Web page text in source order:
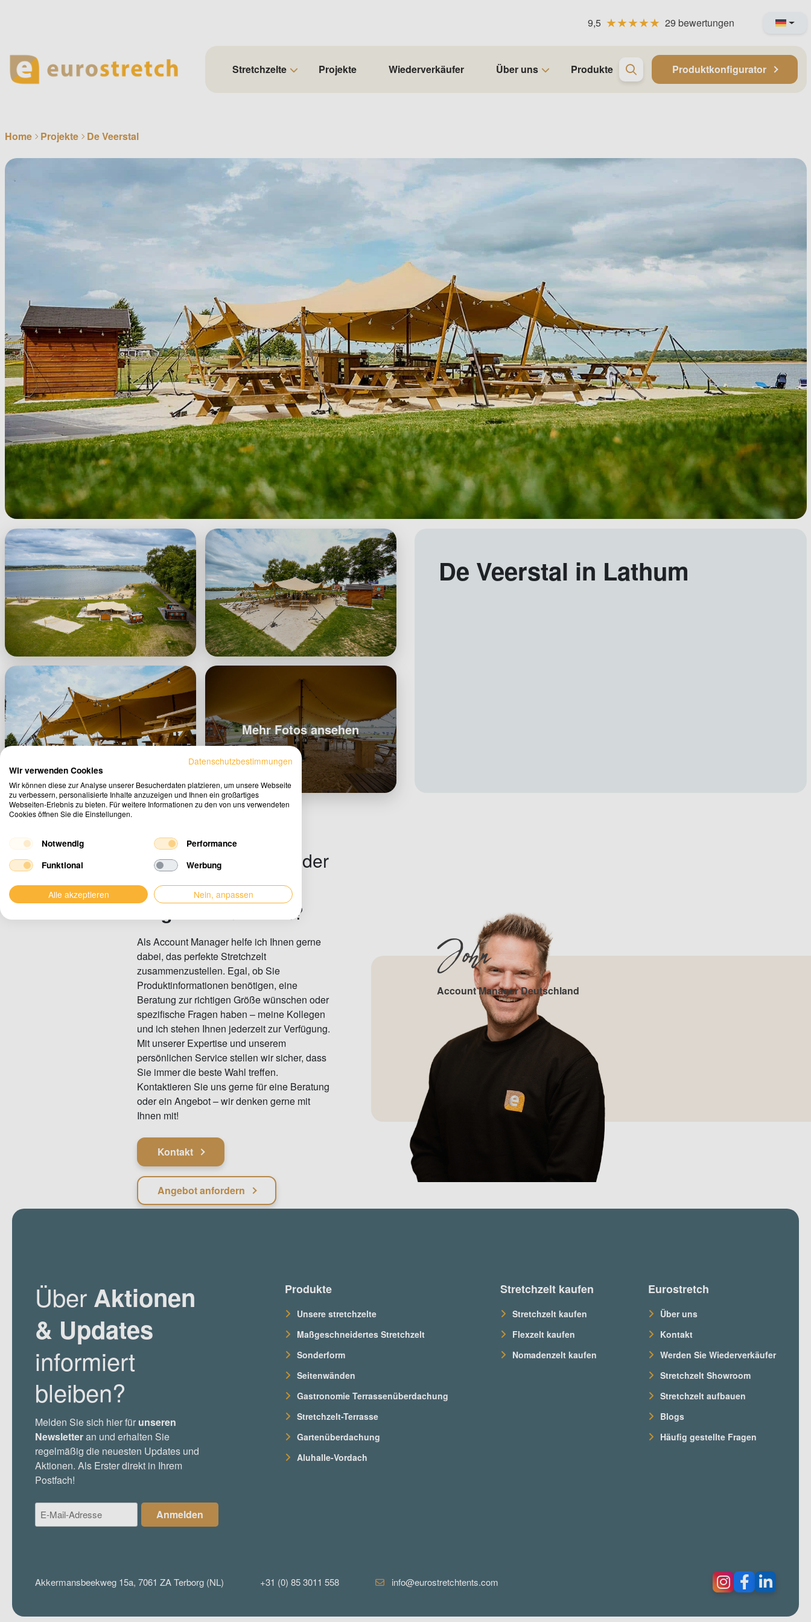
9,5 29 bewertungen
Stretchzelte Projekte Wiederverkäufer Über uns Produkte Produktkonfigurator
Home Projekte De Veerstal
Mehr Fotos ansehen
De Veerstal in Lathum
Haben Sie
oder
möchten Sie ein
Angebotanfordern?
Als Account Manager helfe ich Ihnen gerne
dabei, das perfekte Stretchzelt
zusammenzustellen. Egal, ob Sie
Produktinformationen benötigen, eine
Beratung zur richtigen Größe wünschen oder
spezifische Fragen haben – meine Kollegen
und ich stehen Ihnen jederzeit zur Verfügung.
Mit unserer Expertise und unserem
persönlichen Service stellen wir sicher, dass
Sie immer die beste Wahl treffen.
Kontaktieren Sie uns gerne für eine Beratung
oder ein Angebot – wir denken gerne mit
Ihnen mit!
Kontakt
Angebot anfordern
John
Account Manager Deutschland
Über Aktionen
& Updates
informiert
bleiben?
Melden Sie sich hier für unseren
Newsletteran und erhalten Sie
regelmäßig die neuesten Updates und
Aktionen. Als Erster direkt in Ihrem
Postfach!
E-
Mail-
Anmelden
Produkte
Unsere stretchzelte
Maßgeschneidertes Stretchzelt
Sonderform
Seitenwänden
Gastronomie Terrassenüberdachung
Stretchzelt-Terrasse
Gartenüberdachung
Aluhalle-Vordach
Stretchzelt kaufen
Stretchzelt kaufen
Flexzelt kaufen
Nomadenzelt kaufen
Eurostretch
Über uns
Kontakt
Werden Sie Wiederverkäufer
Stretchzelt Showroom
Stretchzelt aufbauen
Blogs
Häufig gestellte Fragen
Akkermansbeekweg 15a, 7061 ZA Terborg (NL) +31 (0) 85 3011 558 info@eurostretchtents.com
Datenschutzbestimmungen
Wir verwenden Cookies
Wir können diese zur Analyse unserer Besucherdaten platzieren, um unsere Webseite
zu verbessern, personalisierte Inhalte anzuzeigen und Ihnen ein großartiges
Webseiten-Erlebnis zu bieten. Für weitere Informationen zu den von uns verwendeten
Cookies öffnen Sie die Einstellungen.
Notwendig
Performance
Funktional
Werbung
Alle akzeptieren Nein, anpassen